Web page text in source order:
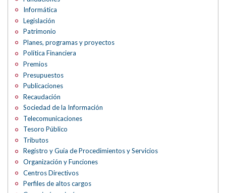
Informática
Legislación
Patrimonio
Planes, programas y proyectos
Política Financiera
Premios
Presupuestos
Publicaciones
Recaudación
Sociedad de la Información
Telecomunicaciones
Tesoro Público
Tributos
Registro y Guía de Procedimientos y Servicios
Organización y Funciones
Centros Directivos
Perfiles de altos cargos